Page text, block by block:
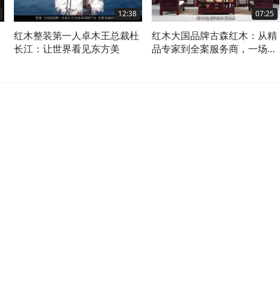
12:38
红木整装第一人卓木王总裁杜
长江：让世界看见东方美
07:25
红木大国品牌古森红木：从精
品专家到全案服务商，一场战